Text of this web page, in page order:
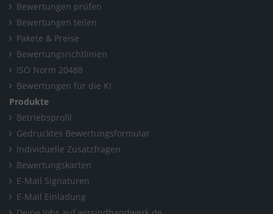
Bewertungen prüfen
Bewertungen teilen
Pakete & Preise
Bewertungsrichtlinien
ISO Norm 20488
Bewertungen für die KI
Produkte
Betriebsprofil
Gedrucktes Bewertungsformular
Individuelle Zusatzfragen
Bewertungskarten
E-Mail Signaturen
E-Mail Einladung